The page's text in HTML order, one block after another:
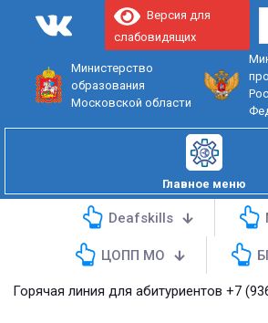
Министерство
образования
Московской области
Версия для
слабовидящих
Главное меню
Deafskills
ЦОПП МО
линия для абитуриентов+7 (936) 287-